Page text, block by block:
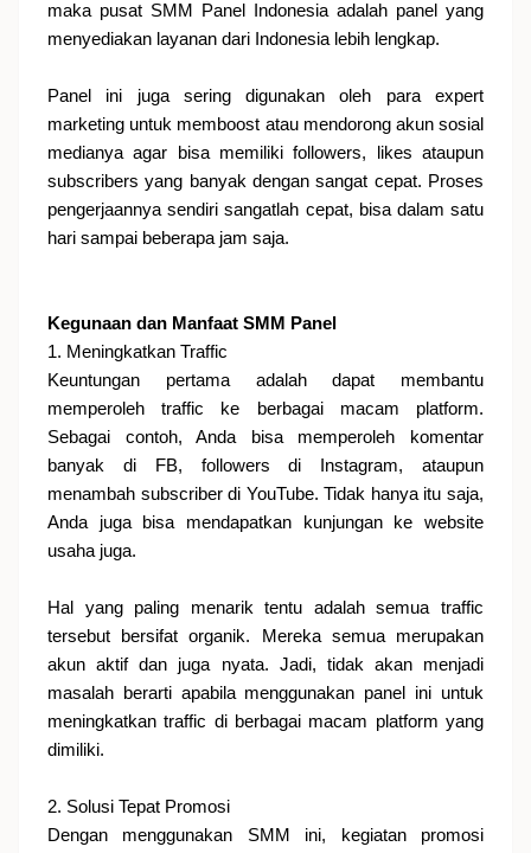
maka pusat SMM Panel Indonesia adalah panel yang
menyediakan layanan dari Indonesia lebih lengkap.
Panel ini juga sering digunakan oleh para expert
marketing untuk memboost atau mendorong akun sosial
medianya agar bisa memiliki followers, likes ataupun
subscribers yang banyak dengan sangat cepat. Proses
pengerjaannya sendiri sangatlah cepat, bisa dalam satu
hari sampai beberapa jam saja.
Kegunaan dan Manfaat SMM Panel
1. Meningkatkan Traffic
Keuntungan pertama adalah dapat membantu
memperoleh traffic ke berbagai macam platform.
Sebagai contoh, Anda bisa memperoleh komentar
banyak di FB, followers di Instagram, ataupun
menambah subscriber di YouTube. Tidak hanya itu saja,
Anda juga bisa mendapatkan kunjungan ke website
usaha juga.
Hal yang paling menarik tentu adalah semua traffic
tersebut bersifat organik. Mereka semua merupakan
akun aktif dan juga nyata. Jadi, tidak akan menjadi
masalah berarti apabila menggunakan panel ini untuk
meningkatkan traffic di berbagai macam platform yang
dimiliki.
2. Solusi Tepat Promosi
Dengan menggunakan SMM ini, kegiatan promosi